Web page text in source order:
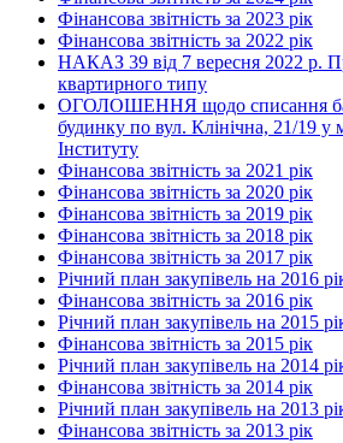
Фінансова звітність за 2023 рік
Фінансова звітність за 2022 рік
НАКАЗ 39 від 7 вересня 2022 р.
квартирного типу
ОГОЛОШЕННЯ щодо списання
будинку по вул. Клінічна, 21/19 у
Інституту
Фінансова звітність за 2021 рік
Фінансова звітність за 2020 рік
Фінансова звітність за 2019 рік
Фінансова звітність за 2018 рік
Фінансова звітність за 2017 рік
Річний план закупівель на 2016
Фінансова звітність за 2016 рік
Річний план закупівель на 2015
Фінансова звітність за 2015 рік
Річний план закупівель на 2014
Фінансова звітність за 2014 рік
Річний план закупівель на 2013
Фінансова звітність за 2013 рік